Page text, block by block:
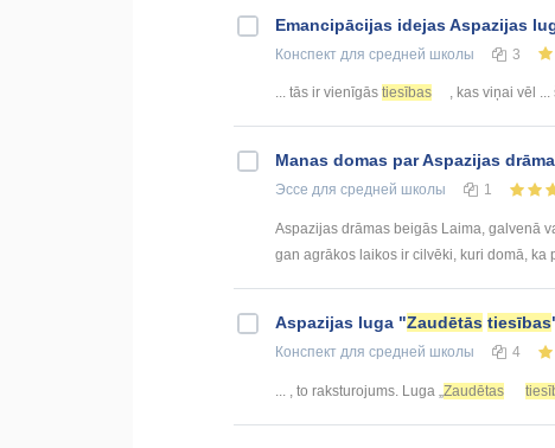
Emancipācijas idejas Aspazijas
Конспект для средней школы 3
... tās ir vienīgās tiesības , kas viņai vēl
Manas domas par Aspazijas
Эссе для средней школы 1
Aspazijas drāmas beigās Laima, galvenā
gan agrākos laikos ir cilvēki, kuri domā, ka
Aspazijas luga "Zaudētās tiesības
Конспект для средней школы 4
... , to raksturojums. Luga „Zaudētas